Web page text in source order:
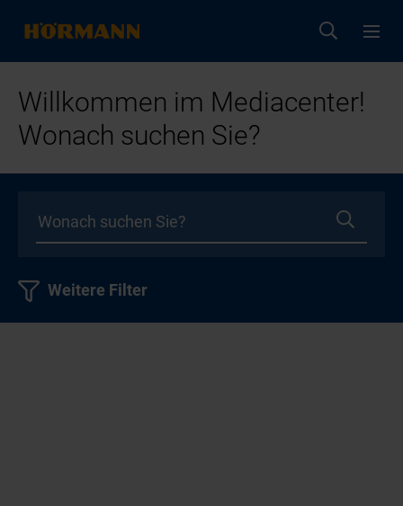
Willkommen im Mediacenter!
Wonach suchen Sie?
Weitere Filter